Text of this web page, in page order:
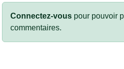
Connectez-vous pour pouvoir
commentaires.